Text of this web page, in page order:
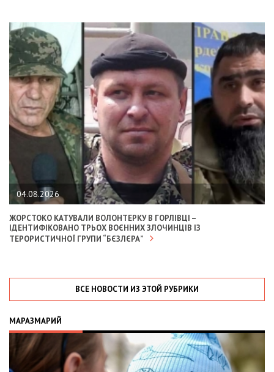
04.08.2026
ЖОРСТОКО КАТУВАЛИ ВОЛОНТЕРКУ В ГОРЛІВЦІ –
ІДЕНТИФІКОВАНО ТРЬОХ ВОЄННИХ ЗЛОЧИНЦІВ ІЗ
ТЕРОРИСТИЧНОЇ ГРУПИ “БЄЗЛЄРА”
ВСЕ НОВОСТИ ИЗ ЭТОЙ РУБРИКИ
МАРАЗМАРИЙ